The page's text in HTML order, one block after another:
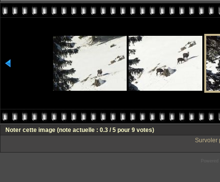
Noter cette image (note actuelle : 0.3 / 5 pour 9 votes)
Survoler